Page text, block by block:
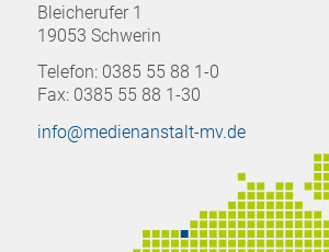
Bleicherufer 1
19053 Schwerin
Telefon: 0385 55 88 1-0
Fax: 0385 55 88 1-30
info@medienanstalt-mv.de